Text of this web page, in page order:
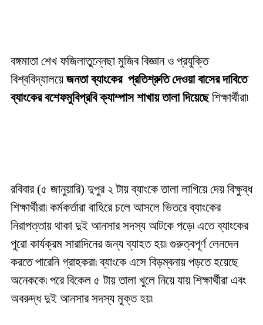
বঙ্গমাতা শেখ ফজিলাতুন্নেছা মুজিব বিজ্ঞান ও প্রযুক্তি
বিশ্ববিদ্যালয়ে জনতা ব্যাংকের প্রতিশ্রুতি দেওয়া বাসের দাবিতে
ব্যাংকের বশেফমুবিপ্রবি ক্যাম্পাস শাখায় তালা দিয়েছেশিক্ষার্থীরা৷
রবিবার (৫ জানুয়ারি) দুপুর ২ টায় ব্যাংকে তালা লাগিয়ে দেয় বিক্ষুব্ধ
শিক্ষার্থীরা৷ কর্মকর্তারা বাহিরে চলে আসলে ভিতরে ব্যাংকের
নিরাপত্তায় থাকা দুই আনসার সদস্য আটকে পড়ে৷ এতে ব্যাংকের
পুরো কার্যক্রম সারাদিনের জন্য ব্যাহত হয়৷ গুরুত্বপূর্ণ লেনদেন
করতে পারেনি গ্রাহকরা৷ ব্যাংকে এসে বিড়ম্বনায় পড়তে হয়েছে
অনেককে৷ পরে বিকেল ৫ টায় তালা খুলে নিয়ে যায় শিক্ষার্থীরা এবং
অবরুদ্ধ দুই আনসার সদস্য মুক্ত হয়৷